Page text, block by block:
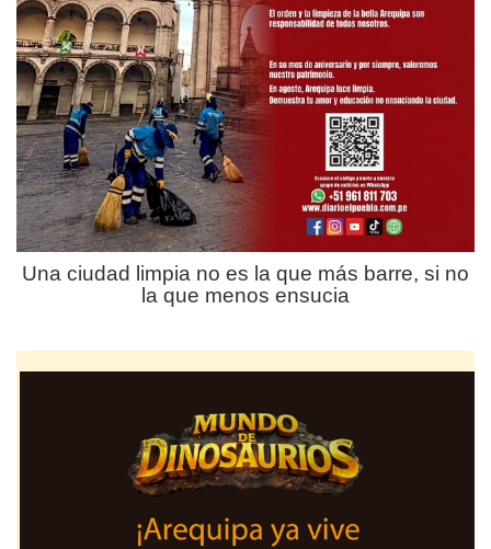
Una ciudad limpia no es la que más barre, si no
la que menos ensucia